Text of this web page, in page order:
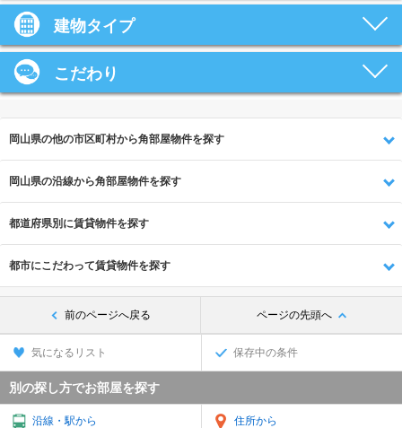
建物タイプ
こだわり
岡山県の他の市区町村から角部屋物件を探す
岡山県の沿線から角部屋物件を探す
都道府県別に賃貸物件を探す
都市にこだわって賃貸物件を探す
前のページへ戻る ページの先頭へ
気になるリスト 保存中の条件
別の探し方でお部屋を探す
沿線・駅から 住所から